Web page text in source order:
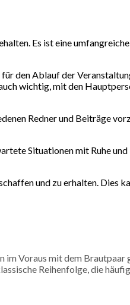
Es ist eine
den Ablauf der
wichtig, mit den
Redner und Beiträge
Situationen mit Ruhe
und zu erhalten. Dies
Voraus mit dem
Reihenfolge, die